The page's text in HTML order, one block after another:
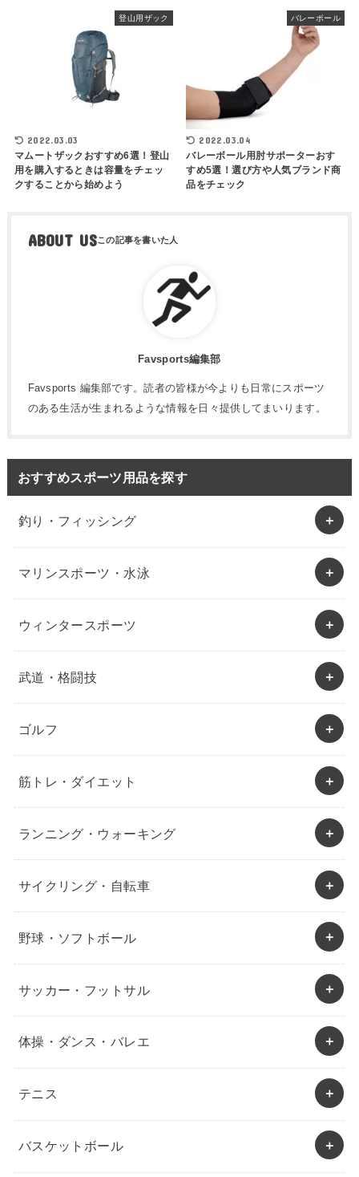
登山用ザック
2022.03.03
マムートザックおすすめ6選！登山
用を購入するときは容量をチェッ
クすることから始めよう
バレーボール
2022.03.04
バレーボール用肘サポーターおす
すめ5選！選び方や人気ブランド商
品をチェック
ABOUT US
Favsports編集部
Favsports 編集部です。読者の皆様が今よりも日常にスポーツ
のある生活が生まれるような情報を日々提供してまいります。
おすすめスポーツ用品を探す
釣り・フィッシング
マリンスポーツ・水泳
ウィンタースポーツ
武道・格闘技
ゴルフ
筋トレ・ダイエット
ランニング・ウォーキング
サイクリング・自転車
野球・ソフトボール
サッカー・フットサル
体操・ダンス・バレエ
テニス
バスケットボール